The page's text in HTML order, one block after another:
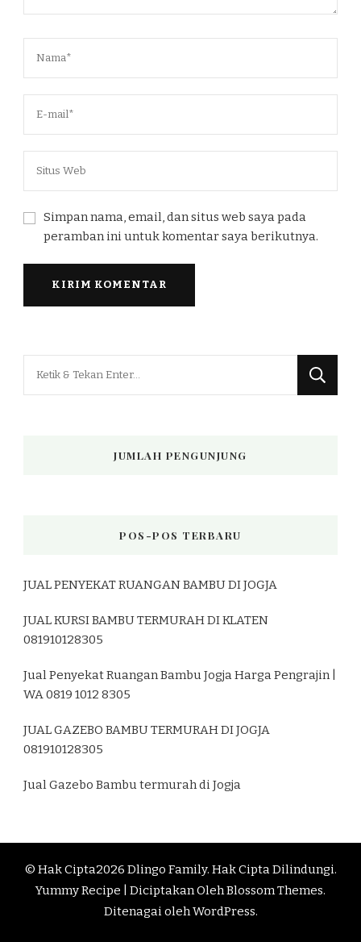
Simpan nama, email, dan situs web saya pada
peramban ini untuk komentar saya berikutnya.
JUMLAH PENGUNJUNG
POS-POS TERBARU
JUAL PENYEKAT RUANGAN BAMBU DI JOGJA
JUAL KURSI BAMBU TERMURAH DI KLATEN
081910128305
Jual Penyekat Ruangan Bambu Jogja Harga Pengrajin |
WA 0819 1012 8305
JUAL GAZEBO BAMBU TERMURAH DI JOGJA
081910128305
Jual Gazebo Bambu termurah di Jogja
© Hak Cipta2026 Dlingo Family. Hak Cipta Dilindungi.
Yummy Recipe | Diciptakan OlehBlossom Themes.
Ditenagai olehWordPress.